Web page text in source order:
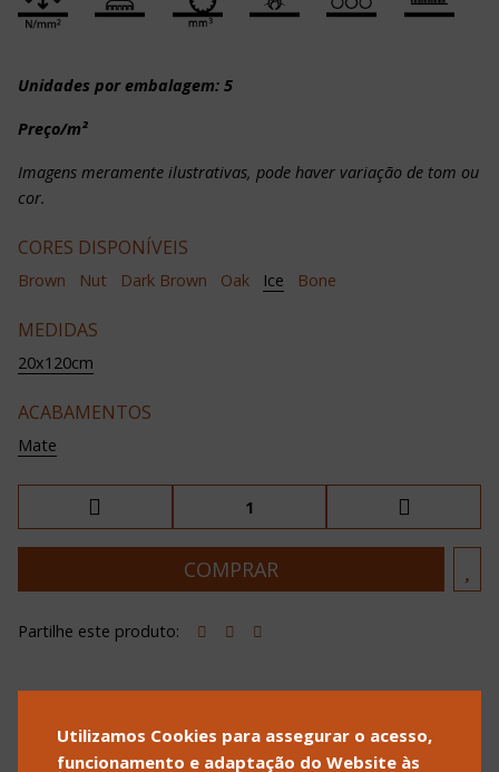
Unidades por embalagem: 5
Preço/m²
Imagens meramente ilustrativas, pode haver variação de tom ou
cor.
CORES DISPONÍVEIS
Brown Nut Dark Brown Oak Ice Bone
MEDIDAS
20x120cm
ACABAMENTOS
Mate
Partilhe este produto:
POLÍTICA DE PRIVACIDADE
POLÍTICA DE COOKIES
Utilizamos Cookies para assegurar o acesso,
funcionamento e adaptação do Website às